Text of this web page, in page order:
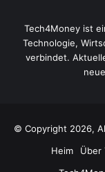
Tech4Money ist
Technologie,
verbindet.
© Copyright 2026,
Heim
Über